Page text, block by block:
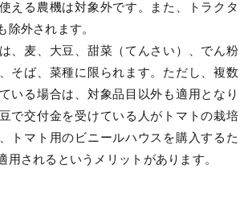
える農機は対象外です。また、トラクタ
除外されます。
、麦、大豆、甜菜（てんさい）、でん粉
そば、菜種に限られます。ただし、複数
いる場合は、対象品目以外も適用となり
で交付金を受けている人がトマトの栽培
トマト用のビニールハウスを購入するた
用されるというメリットがあります。